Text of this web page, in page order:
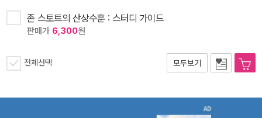
존 스토트의 산상수훈 : 스터디 가이드
판매가 6,300원
전체선택 모두보기